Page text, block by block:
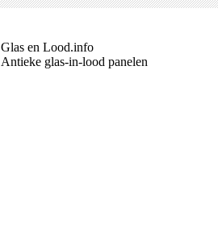
Glas en Lood.info
Antieke glas-in-lood panelen